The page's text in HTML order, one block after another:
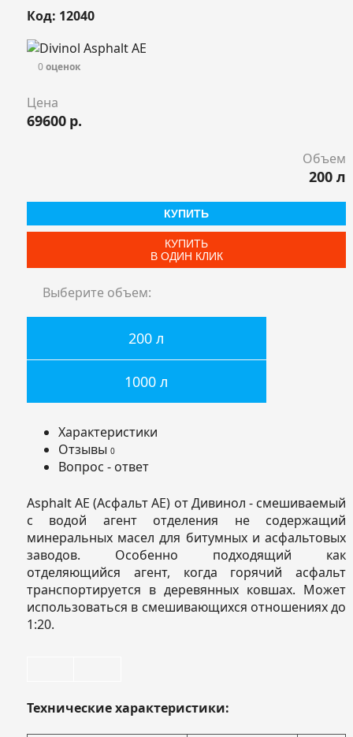
Код: 12040
0оценок
Цена
69600 р.
Объем
200 л
КУПИТЬ
КУПИТЬ
В ОДИН КЛИК
Выберите объем:
200 л
1000 л
Характеристики
Отзывы 0
Вопрос - ответ
Asphalt АЕ (Асфальт АЕ) от Дивинол - смешиваемый
с водой агент отделения не содержащий
минеральных масел для битумных и асфальтовых
заводов. Особенно подходящий как
отделяющийся агент, когда горячий асфальт
транспортируется в деревянных ковшах. Может
использоваться в смешивающихся отношениях до
1:20.
Технические характеристики: